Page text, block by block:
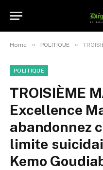
Home » POLITIQUE » TROISIÈME
POLITIQUE
TROISIÈME
Excellence
abandonnez
limite
Kemo